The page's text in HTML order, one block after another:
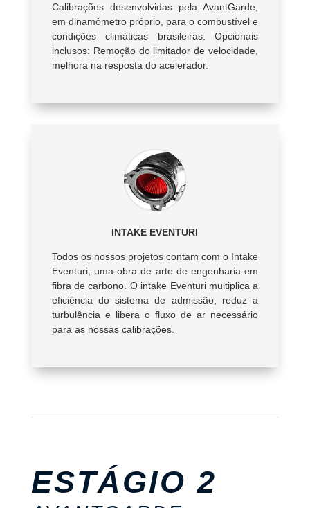
Calibrações desenvolvidas pela AvantGarde,
em dinamômetro próprio, para o combustível e
condições climáticas brasileiras. Opcionais
inclusos: Remoção do limitador de velocidade,
melhora na resposta do acelerador.
INTAKE EVENTURI
Todos os nossos projetos contam com o Intake
Eventuri, uma obra de arte de engenharia em
fibra de carbono. O intake Eventuri multiplica a
eficiência do sistema de admissão, reduz a
turbulência e libera o fluxo de ar necessário
para as nossas calibrações.
ESTÁGIO 2